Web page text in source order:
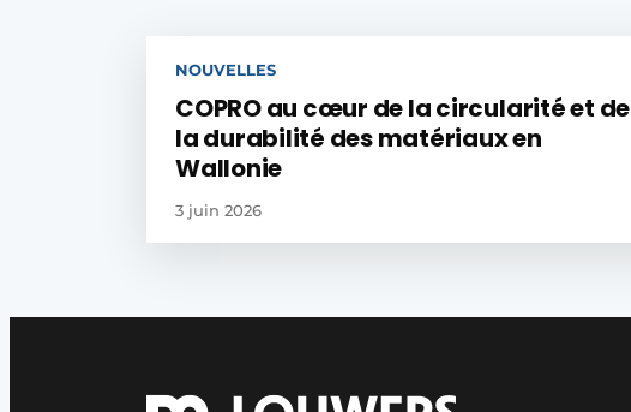
NOUVELLES
COPRO au cœur de la circularité et de
la durabilité des matériaux en
Wallonie
3 juin 2026